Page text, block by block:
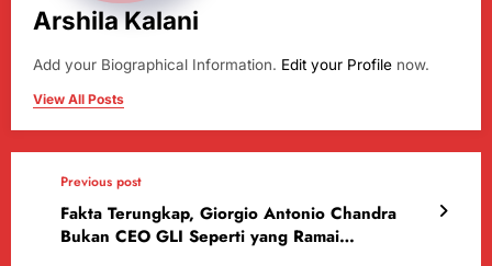
Arshila Kalani
Add your Biographical Information. Edit your Profile now.
View All Posts
Previous post
Fakta Terungkap, Giorgio Antonio Chandra
Bukan CEO GLI Seperti yang Ramai